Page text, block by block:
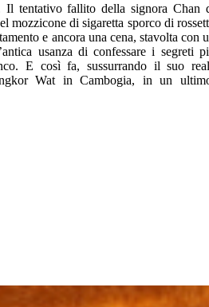
Il tentativo fallito della signora Chan
mozzicone di sigaretta sporco di
e ancora una cena, stavolta con
usanza di confessare i segreti
E così fa, sussurrando il suo
Wat in Cambogia, in un